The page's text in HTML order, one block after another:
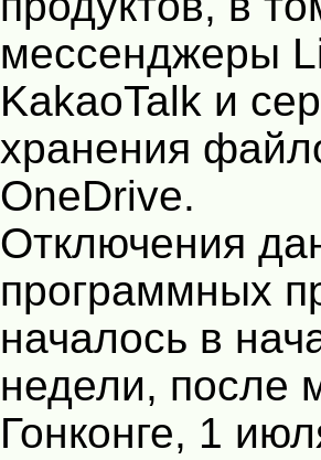
мессенджеры
KakaoTalk и
хранения
OneDrive.
Отключения
программных
началось в
недели, после
Гонконге, 1